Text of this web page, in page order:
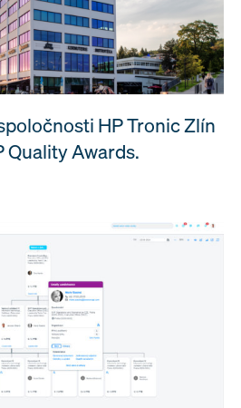
HP Tronic Zlín
Quality Awards.